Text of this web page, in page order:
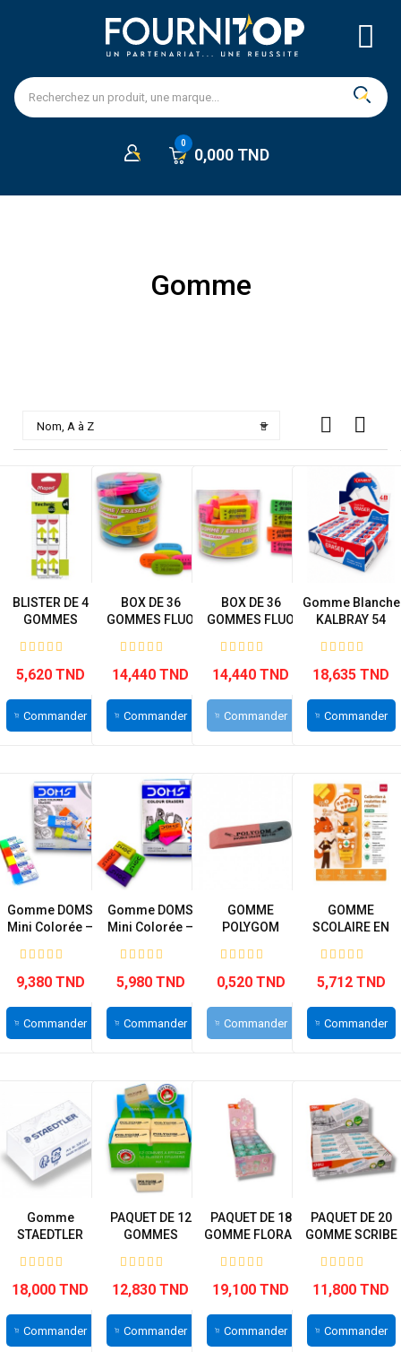
0,000 TND
Gomme
Nom, A à Z 
BLISTER DE 4
GOMMES
5,620 TND
Commander
BOX DE 36
GOMMES FLUO
14,440 TND
Commander
BOX DE 36
GOMMES FLUO
14,440 TND
Commander
Gomme Blanche
KALBRAY 54
18,635 TND
Commander
Gomme DOMS
Mini Colorée –
9,380 TND
Commander
Gomme DOMS
Mini Colorée –
5,980 TND
Commander
GOMME
POLYGOM
0,520 TND
Commander
GOMME
SCOLAIRE EN
REF VP155
5,712 TND
Commander
Gomme
STAEDTLER
de 40...
18,000 TND
Commander
PAQUET DE 12
GOMMES
12,830 TND
Commander
PAQUET DE 18
GOMME FLORAL
19,100 TND
Commander
PAQUET DE 20
GOMME SCRIBE
11,800 TND
Commander